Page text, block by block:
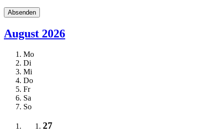
August 2026
Mo
Di
Mi
Do
Fr
Sa
So
27